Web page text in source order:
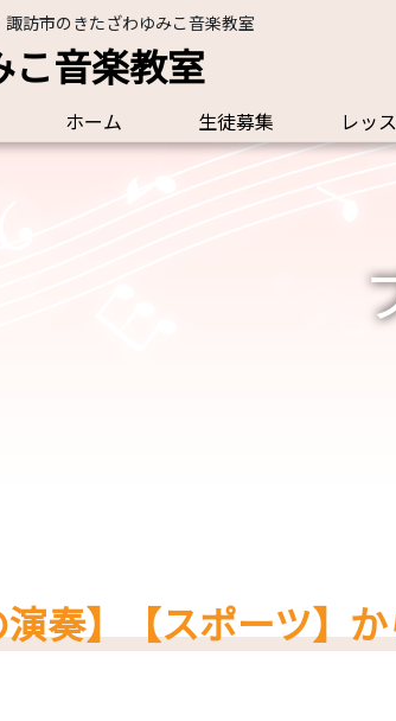
訪市のきたざわゆみこ音楽教室
こ音楽教室
ホーム 生徒募集 レッ
奏】【スポーツ】